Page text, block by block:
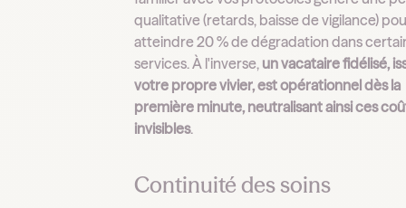
qualitative (retards, baisse de vigilance)
atteindre 20 % de dégradation dans
services. À l'inverse, un vacataire fidélisé,
votre propre vivier, est opérationnel dès la
première minute, neutralisant ainsi ces
invisibles.
Continuité des soins